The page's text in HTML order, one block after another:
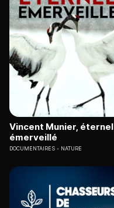
Vincent Munier, éternel
émerveillé
DOCUMENTAIRES NATURE